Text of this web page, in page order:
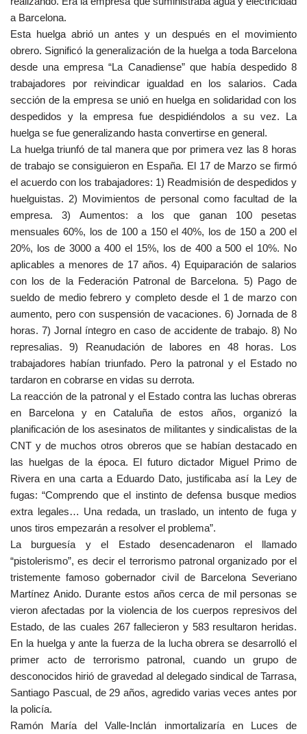
a Barcelona.
Esta huelga abrió un antes y un después en el movimiento
obrero. Significó la generalización de la huelga a toda Barcelona
desde una empresa “La Canadiense” que había despedido 8
trabajadores por reivindicar igualdad en los salarios. Cada
sección de la empresa se unió en huelga en solidaridad con los
despedidos y la empresa fue despidiéndolos a su vez. La
huelga se fue generalizando hasta convertirse en general.
La huelga triunfó de tal manera que por primera vez las 8 horas
de trabajo se consiguieron en España. El 17 de Marzo se firmó
el acuerdo con los trabajadores: 1) Readmisión de despedidos y
huelguistas. 2) Movimientos de personal como facultad de la
empresa. 3) Aumentos: a los que ganan 100 pesetas
mensuales 60%, los de 100 a 150 el 40%, los de 150 a 200 el
20%, los de 3000 a 400 el 15%, los de 400 a 500 el 10%. No
aplicables a menores de 17 años. 4) Equiparación de salarios
con los de la Federación Patronal de Barcelona. 5) Pago de
sueldo de medio febrero y completo desde el 1 de marzo con
aumento, pero con suspensión de vacaciones. 6) Jornada de 8
horas. 7) Jornal íntegro en caso de accidente de trabajo. 8) No
represalias. 9) Reanudación de labores en 48 horas. Los
trabajadores habían triunfado. Pero la patronal y el Estado no
tardaron en cobrarse en vidas su derrota.
La reacción de la patronal y el Estado contra las luchas obreras
en Barcelona y en Cataluña de estos años, organizó la
planificación de los asesinatos de militantes y sindicalistas de la
CNT y de muchos otros obreros que se habían destacado en
las huelgas de la época. El futuro dictador Miguel Primo de
Rivera en una carta a Eduardo Dato, justificaba así la Ley de
fugas: “Comprendo que el instinto de defensa busque medios
extra legales… Una redada, un traslado, un intento de fuga y
unos tiros empezarán a resolver el problema”.
La burguesía y el Estado desencadenaron el llamado
“pistolerismo”, es decir el terrorismo patronal organizado por el
tristemente famoso gobernador civil de Barcelona Severiano
Martínez Anido. Durante estos años cerca de mil personas se
vieron afectadas por la violencia de los cuerpos represivos del
Estado, de las cuales 267 fallecieron y 583 resultaron heridas.
En la huelga y ante la fuerza de la lucha obrera se desarrolló el
primer acto de terrorismo patronal, cuando un grupo de
desconocidos hirió de gravedad al delegado sindical de Tarrasa,
Santiago Pascual, de 29 años, agredido varias veces antes por
la policía.
Ramón María del Valle-Inclán inmortalizaría en Luces de